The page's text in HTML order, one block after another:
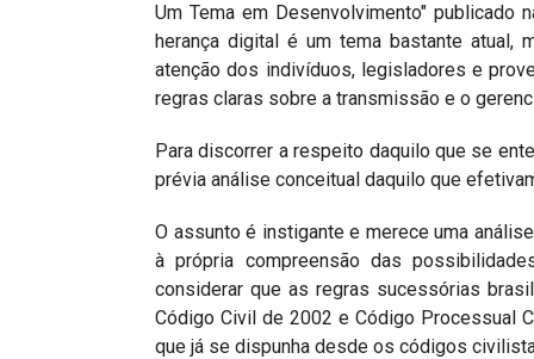
Um Tema em Desenvolvimento" publicado
herança digital é um tema bastante atual,
atenção dos indivíduos, legisladores e
regras claras sobre a transmissão e o
Para discorrer a respeito daquilo que se
prévia análise conceitual daquilo que
O assunto é instigante e merece uma
à própria compreensão das
considerar que as regras sucessórias
Código Civil de 2002 e Código Processual
que já se dispunha desde os códigos